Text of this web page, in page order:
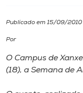
Cultura
Publicado em 15/09/2010
Por
O Campus de
(18), a Semana de